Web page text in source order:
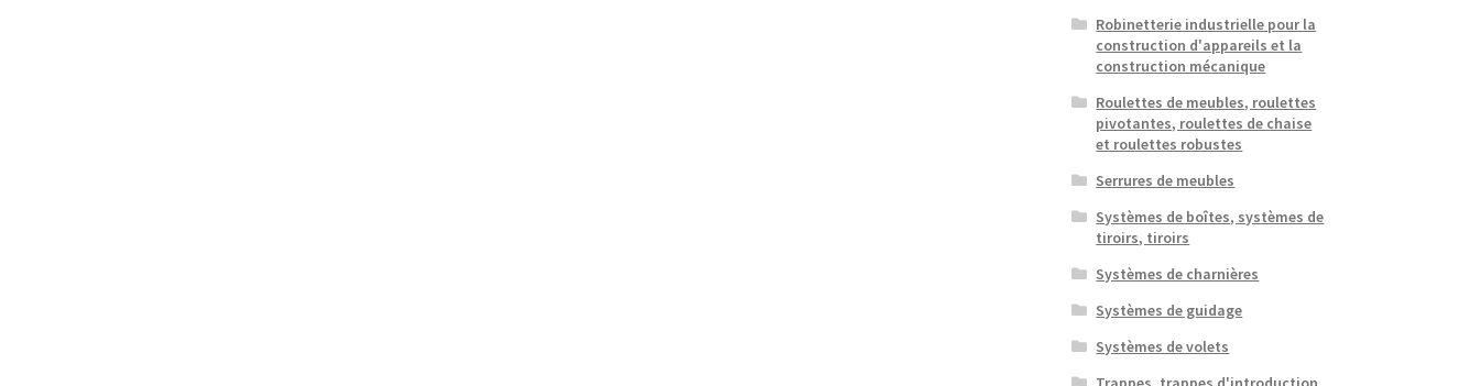
Robinetterie industrielle pour la
construction d'appareils et la
construction mécanique
Roulettes de meubles, roulettes
pivotantes, roulettes de chaise
et roulettes robustes
Serrures de meubles
Systèmes de boîtes, systèmes de
tiroirs, tiroirs
Systèmes de charnières
Systèmes de guidage
Systèmes de volets